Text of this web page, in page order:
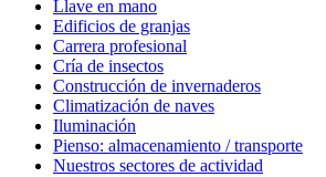
Llave en mano
Edificios de granjas
Carrera profesional
Cría de insectos
Construcción de invernaderos
Climatización de naves
Iluminación
Pienso: almacenamiento / transporte
Nuestros sectores de actividad